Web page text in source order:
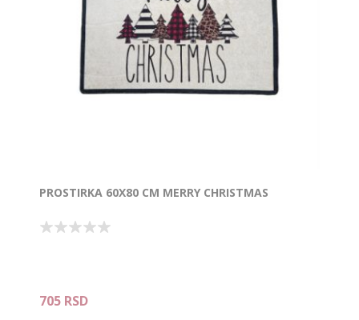
PROSTIRKA 60X80 CM MERRY CHRISTMAS
705 RSD